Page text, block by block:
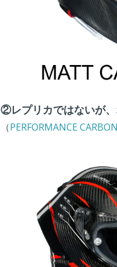
②レプリカではないが
（PERFORMANCE CARBON